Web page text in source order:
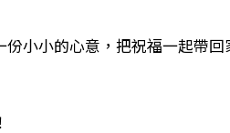
小小的心意，把祝福一起帶回